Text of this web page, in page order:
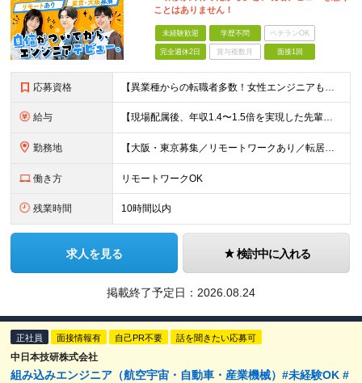
ことはありません！
未経験歓迎 学歴不問 ベテランOK
完全週休2日 賞与複数月 面接1回
応募資格 【異業種からの転職者多数！女性エンジニアも活躍中】 ◆学歴不問 ◆未経験OK ≪こんな方を歓迎しています≫ ◎未経験から成長できる環境で活躍したい方 ◎大学やスクールでIT系のスキルを学んだことのあ
給与 【現場配属後、年収1.4〜1.5倍を実現した先輩も！残業代全額支給】 ◆給与は経験やスキルに応じて決定します ◆年俸制250万円～350万円（1/12を月々支給） ≪年収UPの例≫ ◎飲食業からのキ
勤務地 【大阪・東京募集／リモートワークあり／転居を伴う転勤なし】 東京本社、大阪事務所、または東京23区内・関西（大阪・兵庫）の各クライアント先勤務 ◆入社後、約1年間はクライアント先ではなく 自社内（東
働き方 リモートワークOK
残業時間 10時間以内
求人を見る 検討中に入れる
掲載終了予定日： 2026.08.24
正社員 面接情報有 自己PR不要 話を聞きたい応募可
中日本技研株式会社
組み込みエンジニア（航空宇宙・自動車・産業機械）#未経験OK #